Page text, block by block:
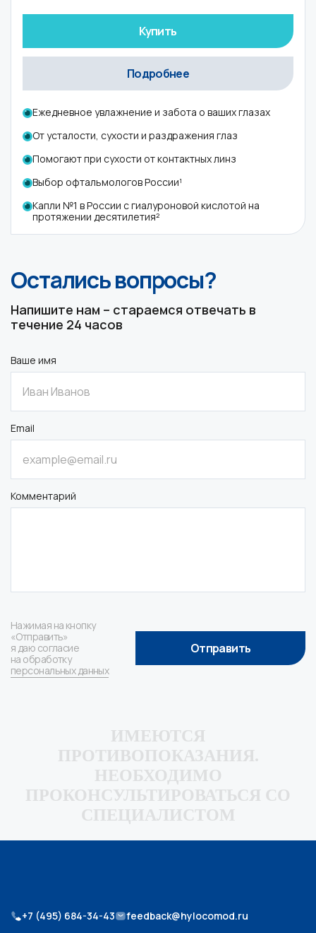
Ежедневное увлажнение и забота о ваших глазах
От усталости, сухости и раздражения глаз
Помогают при сухости от контактных линз
Выбор офтальмологов России¹
Капли №1 в России с гиалуроновой кислотой на
протяжении десятилетия²
Купить
Подробнее
Остались вопросы?
Напишите нам – стараемся отвечать в
течение 24 часов
Ваше имя
Email
Комментарий
Нажимая на кнопку
«Отправить»
я даю согласие
на обработку
персональных данных
Отправить
ИМЕЮТСЯ
ПРОТИВОПОКАЗАНИЯ.
НЕОБХОДИМО
ПРОКОНСУЛЬТИРОВАТЬСЯ СО
СПЕЦИАЛИСТОМ
+7 (495) 684-34-43 feedback@hylocomod.ru